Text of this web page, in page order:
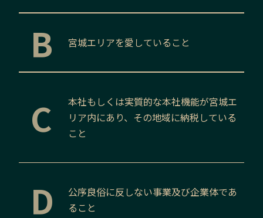
B 宮城エリアを愛していること
C 本社もしくは実質的な本社機能が宮城エ
リア内にあり、その地域に納税している
こと
D
公序良俗に反しない事業及び企業体であ
ること